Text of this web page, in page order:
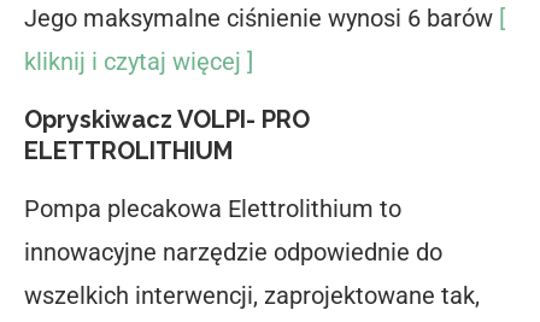
Jego maksymalne ciśnienie wynosi 6 barów [
kliknij i czytaj więcej ]
Opryskiwacz VOLPI- PRO
ELETTROLITHIUM
Pompa plecakowa Elettrolithium to
innowacyjne narzędzie odpowiednie do
wszelkich interwencji, zaprojektowane tak,